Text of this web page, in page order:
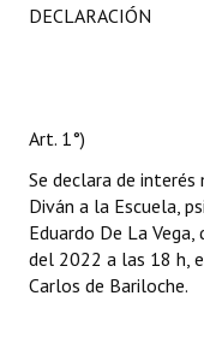
DECLARACIÓN
Art. 1°)
Se declara de
Diván a la Escuela,
Eduardo De La
del 2022 a las 18 h,
Carlos de Bariloche.